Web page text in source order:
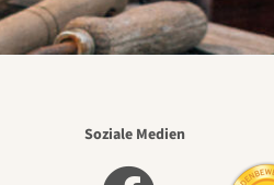
Soziale Medien